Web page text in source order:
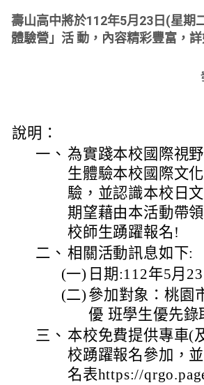
壽山高中將於112年5月23日(星期
體驗營」活 動，內容精彩豐富，詳
說明：
一、 為實踐本校國際視
生體驗本校國際文
驗，並認識本校日
期望藉由本活動帶
校師生踴躍報名!
二、 相關活動訊息如下:
(一) 日期:112年5月
(二) 參加對象：桃園
優 班學生優先錄
三、 本校免費提供專車(
校踴躍報名參加，
名表https://